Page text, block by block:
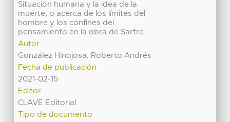
Situación humana y la idea de la
muerte, o acerca de los límites del
hombre y los confines del
pensamiento en la obra de Sartre
Autor
González Hinojosa, Roberto Andrés
Fecha de publicación
2021-02-15
Editor
CLAVE Editorial
Tipo de documento